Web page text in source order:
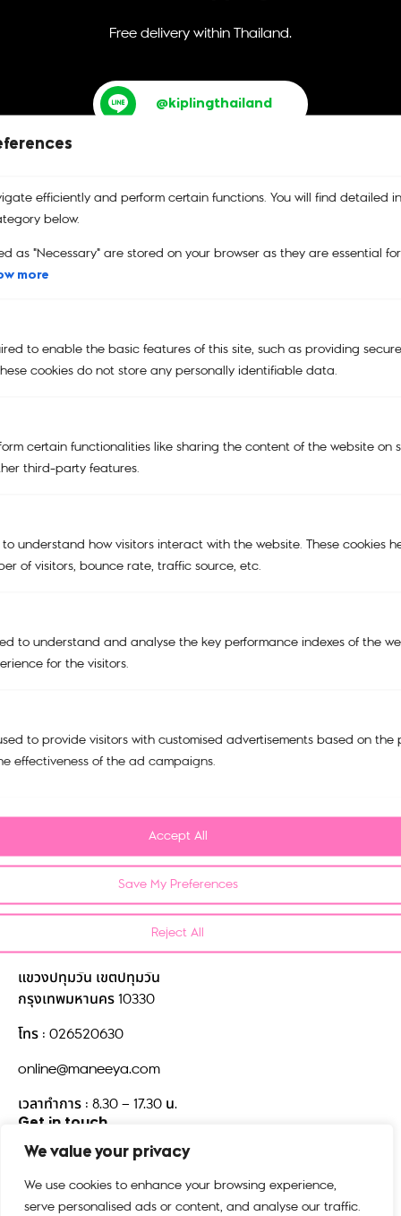
We value your privacy
We use cookies to enhance your browsing experience,
serve personalised ads or content, and analyse our traffic.
efficiently and perform certain functions. You will find detailed
below.
as "Necessary" are stored on your browser as they are essential
more
to enable the basic features of this site, such as providing
cookies do not store any personally identifiable data.
certain functionalities like sharing the content of the website on
third-party features.
understand how visitors interact with the website. These cookies
of visitors, bounce rate, traffic source, etc.
to understand and analyse the key performance indexes of the
for the visitors.
to provide visitors with customised advertisements based on the
effectiveness of the ad campaigns.
Reject All
Save My Preferences
Accept All
Free delivery within Thailand.
@kiplingthailand
บริการคืนสินค้า
รับประกันสินค้า
คูปอง
Main Menu
KIPLING | SMILEY®
KIPLING x POWERPUFF GIRLS
BAGS
Support
Cart
Contact us
บริษัท มณียาคอนเซพทส์ จำกัด
518/5 ตึกมณียาเซ็นเตอร์ชั้น 15
แขวงปทุมวัน เขตปทุมวัน
กรุงเทพมหานคร 10330
โทร : 026520630
online@maneeya.com
เวลาทำการ : 8.30 – 17.30 น.
Get in touch